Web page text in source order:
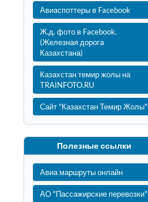
Авиаспоттеры в Facebook
Ж.д. фото в Facebook.
(Железная дорога
Казахстана)
Казахстан темир жолы на
TRAINFOTO.RU
Сайт "Казахстан Темир Жолы"
Полезные ссылки
Авиа маршруты онлайн
АО "Пассажирские перевозки"